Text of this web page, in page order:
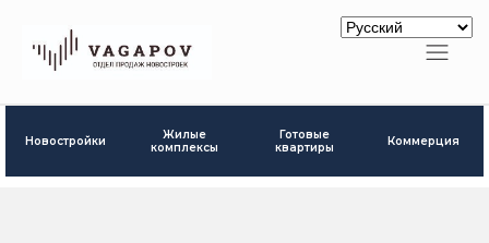
Новостройки
Жилые
комплексы
Готовые
квартиры
Коммерция